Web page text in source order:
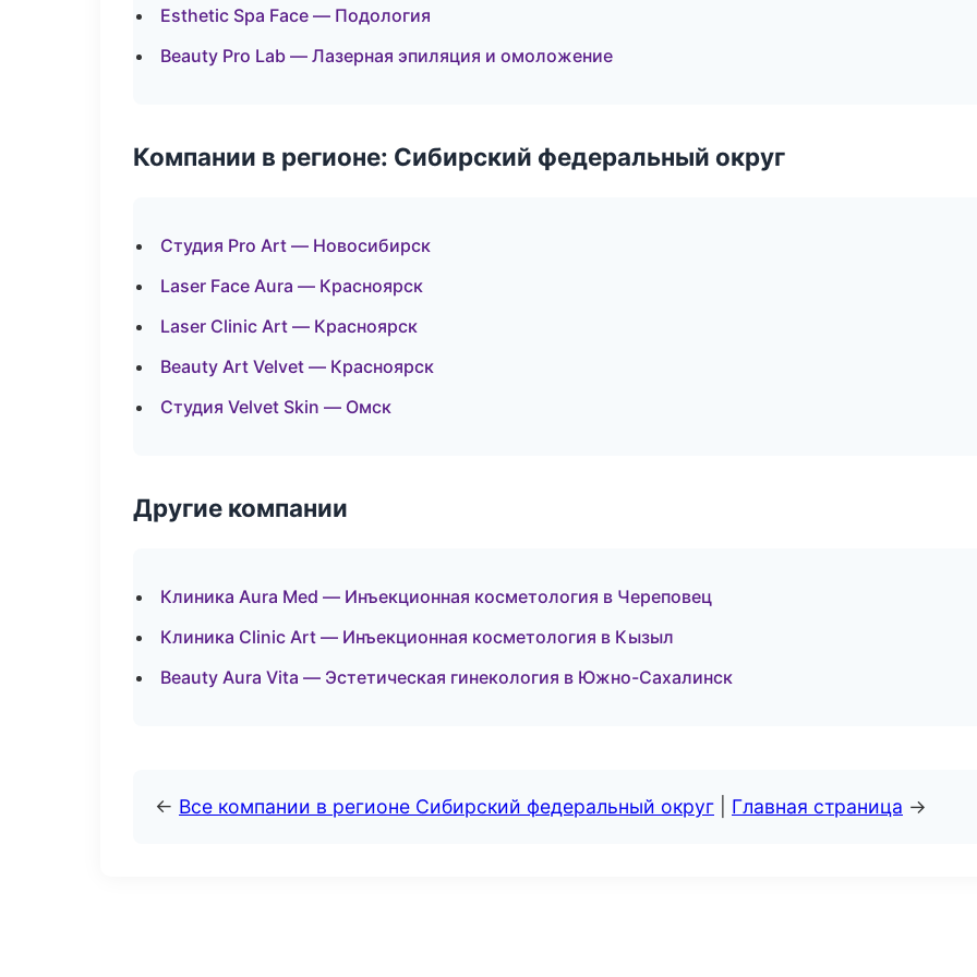
Esthetic Spa Face — Подология
Beauty Pro Lab — Лазерная эпиляция и омоложение
Компании в регионе: Сибирский федеральный округ
Студия Pro Art — Новосибирск
Laser Face Aura — Красноярск
Laser Clinic Art — Красноярск
Beauty Art Velvet — Красноярск
Студия Velvet Skin — Омск
Другие компании
Клиника Aura Med — Инъекционная косметология в Череповец
Клиника Clinic Art — Инъекционная косметология в Кызыл
Beauty Aura Vita — Эстетическая гинекология в Южно-Сахалинск
← Все компании в регионе Сибирский федеральный округ Главная страница →